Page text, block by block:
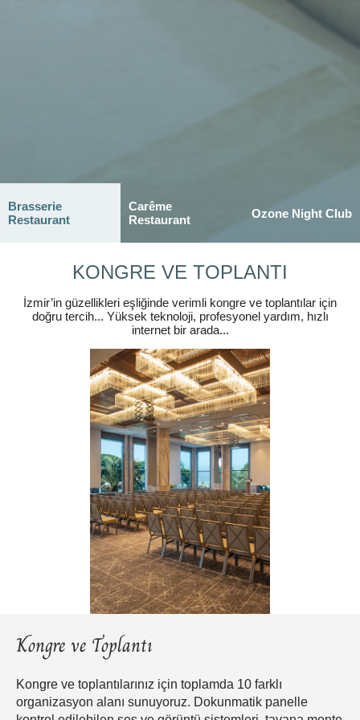
Brasserie
Restaurant
Carême
Restaurant
Ozone Night Club
KONGRE VE TOPLANTI
İzmir’in güzellikleri eşliğinde verimli kongre ve toplantılar için
doğru tercih... Yüksek teknoloji, profesyonel yardım, hızlı
internet bir arada...
Kongre ve Toplantı
Kongre ve toplantılarınız için toplamda 10 farklı
organizasyon alanı sunuyoruz. Dokunmatik panelle